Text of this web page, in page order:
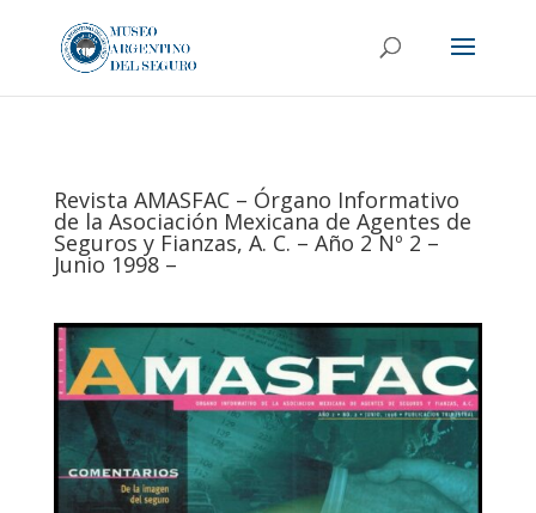
Revista AMASFAC – Órgano Informativo
de la Asociación Mexicana de Agentes de
Seguros y Fianzas, A. C. – Año 2 Nº 2 –
Junio 1998 –